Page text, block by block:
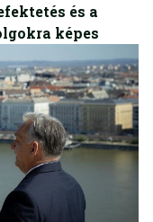
és a
képes